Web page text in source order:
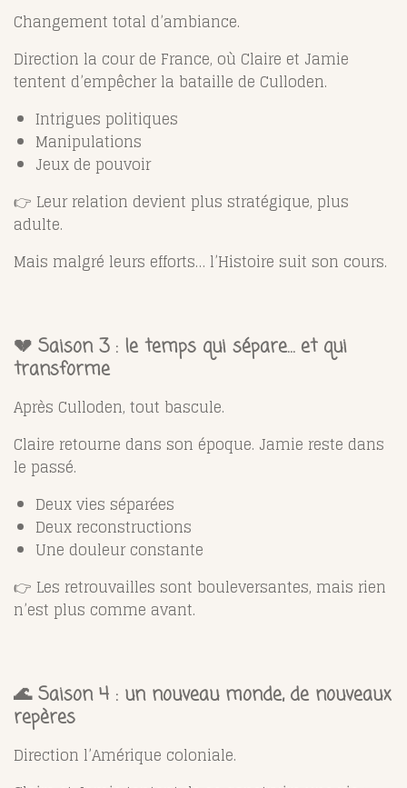
Changement total d’ambiance.
Direction la cour de France, où Claire et Jamie
tentent d’empêcher la bataille de Culloden.
Intrigues politiques
Manipulations
Jeux de pouvoir
👉 Leur relation devient plus stratégique, plus
adulte.
Mais malgré leurs efforts… l’Histoire suit son cours.
💔 Saison 3 : le temps qui sépare… et qui
transforme
Après Culloden, tout bascule.
Claire retourne dans son époque. Jamie reste dans
le passé.
Deux vies séparées
Deux reconstructions
Une douleur constante
👉 Les retrouvailles sont bouleversantes, mais rien
n’est plus comme avant.
🌊 Saison 4 : un nouveau monde, de nouveaux
repères
Direction l’Amérique coloniale.